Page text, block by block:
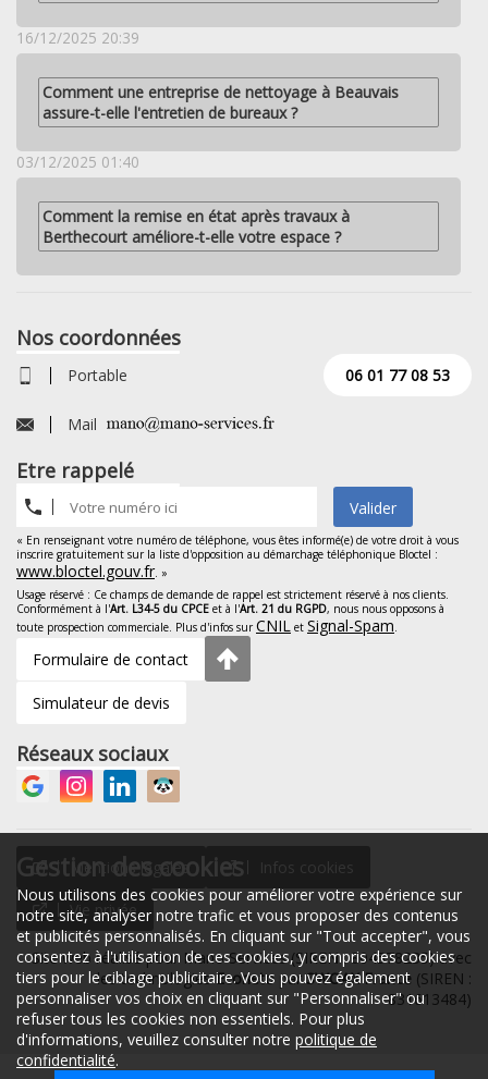
Gestion des cookies
Nous utilisons des cookies pour améliorer votre expérience sur
notre site, analyser notre trafic et vous proposer des contenus
et publicités personnalisés. En cliquant sur "Tout accepter", vous
consentez à l'utilisation de ces cookies, y compris des cookies
tiers pour le ciblage publicitaire. Vous pouvez également
personnaliser vos choix en cliquant sur "Personnaliser" ou
refuser tous les cookies non essentiels. Pour plus
d'informations, veuillez consulter notre politique de
confidentialité.
16/12/2025 20:39
Comment une entreprise de nettoyage à Beauvais
assure-t-elle l'entretien de bureaux ?
03/12/2025 01:40
Comment la remise en état après travaux à
Berthecourt améliore-t-elle votre espace ?
Nos coordonnées
Portable 06 01 77 08 53
Mail
Etre rappelé
Valider
« En renseignant votre numéro de téléphone, vous êtes informé(e) de votre droit à vous
inscrire gratuitement sur la liste d'opposition au démarchage téléphonique Bloctel :
www.bloctel.gouv.fr. »
Usage réservé : Ce champs de demande de rappel est strictement réservé à nos clients.
Conformément à l'Art. L34-5 du CPCE et à l'Art. 21 du RGPD, nous nous opposons à
toute prospection commerciale. Plus d'infos surCNIL et Signal-Spam.
Formulaire de contact
Simulateur de devis
Réseaux sociaux
Mentions légales Infos cookies
Vie privée
Site web réalisé pour Mano Services (SIREN : 804578235) avec
les technologiesEconeto parSWOAX France (SIREN :
831613484)